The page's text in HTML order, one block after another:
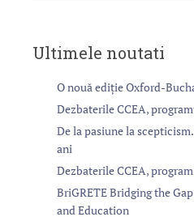
Ultimele noutati
O nouă ediție Oxford-
Dezbaterile CCEA,
De la pasiune la
ani
Dezbaterile CCEA,
BriGRETE Bridging the
and Education